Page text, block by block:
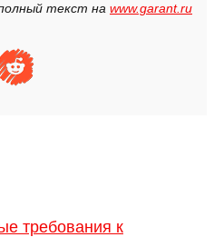
текст на www.garant.ru
требования к